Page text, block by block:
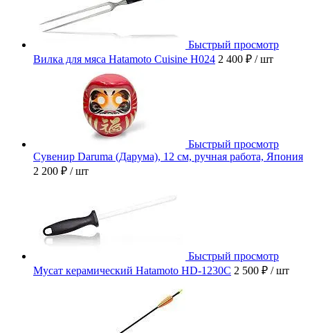
Быстрый просмотр
Вилка для мяса Hatamoto Cuisine H024 2 400 ₽ / шт
Быстрый просмотр
Сувенир Daruma (Дарума), 12 см, ручная работа, Япония
2 200 ₽ / шт
Быстрый просмотр
Мусат керамический Hatamoto HD-1230C 2 500 ₽ / шт